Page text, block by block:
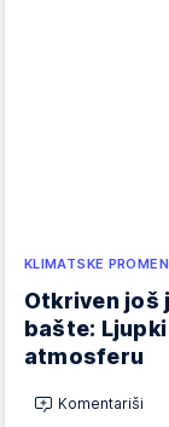
KLIMATSKE
Otkriven još
bašte:
atmosferu
Komentariši